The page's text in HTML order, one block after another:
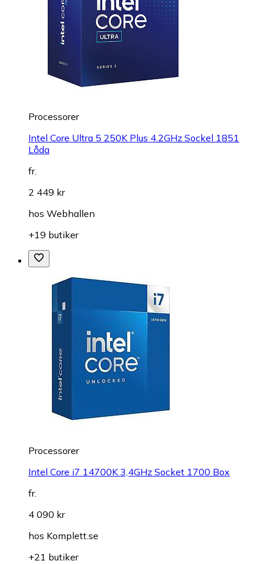
Processorer
Intel Core Ultra 5 250K Plus 4.2GHz Sockel 1851
Låda
fr.
2 449 kr
hos Webhallen
+19 butiker
Processorer
Intel Core i7 14700K 3,4GHz Socket 1700 Box
fr.
4 090 kr
hos Komplett.se
+21 butiker